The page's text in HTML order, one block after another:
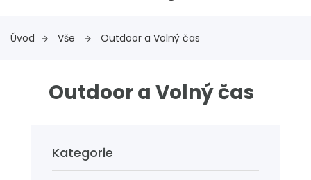
Úvod Vše Outdoor a Volný čas
Outdoor a Volný čas
Kategorie